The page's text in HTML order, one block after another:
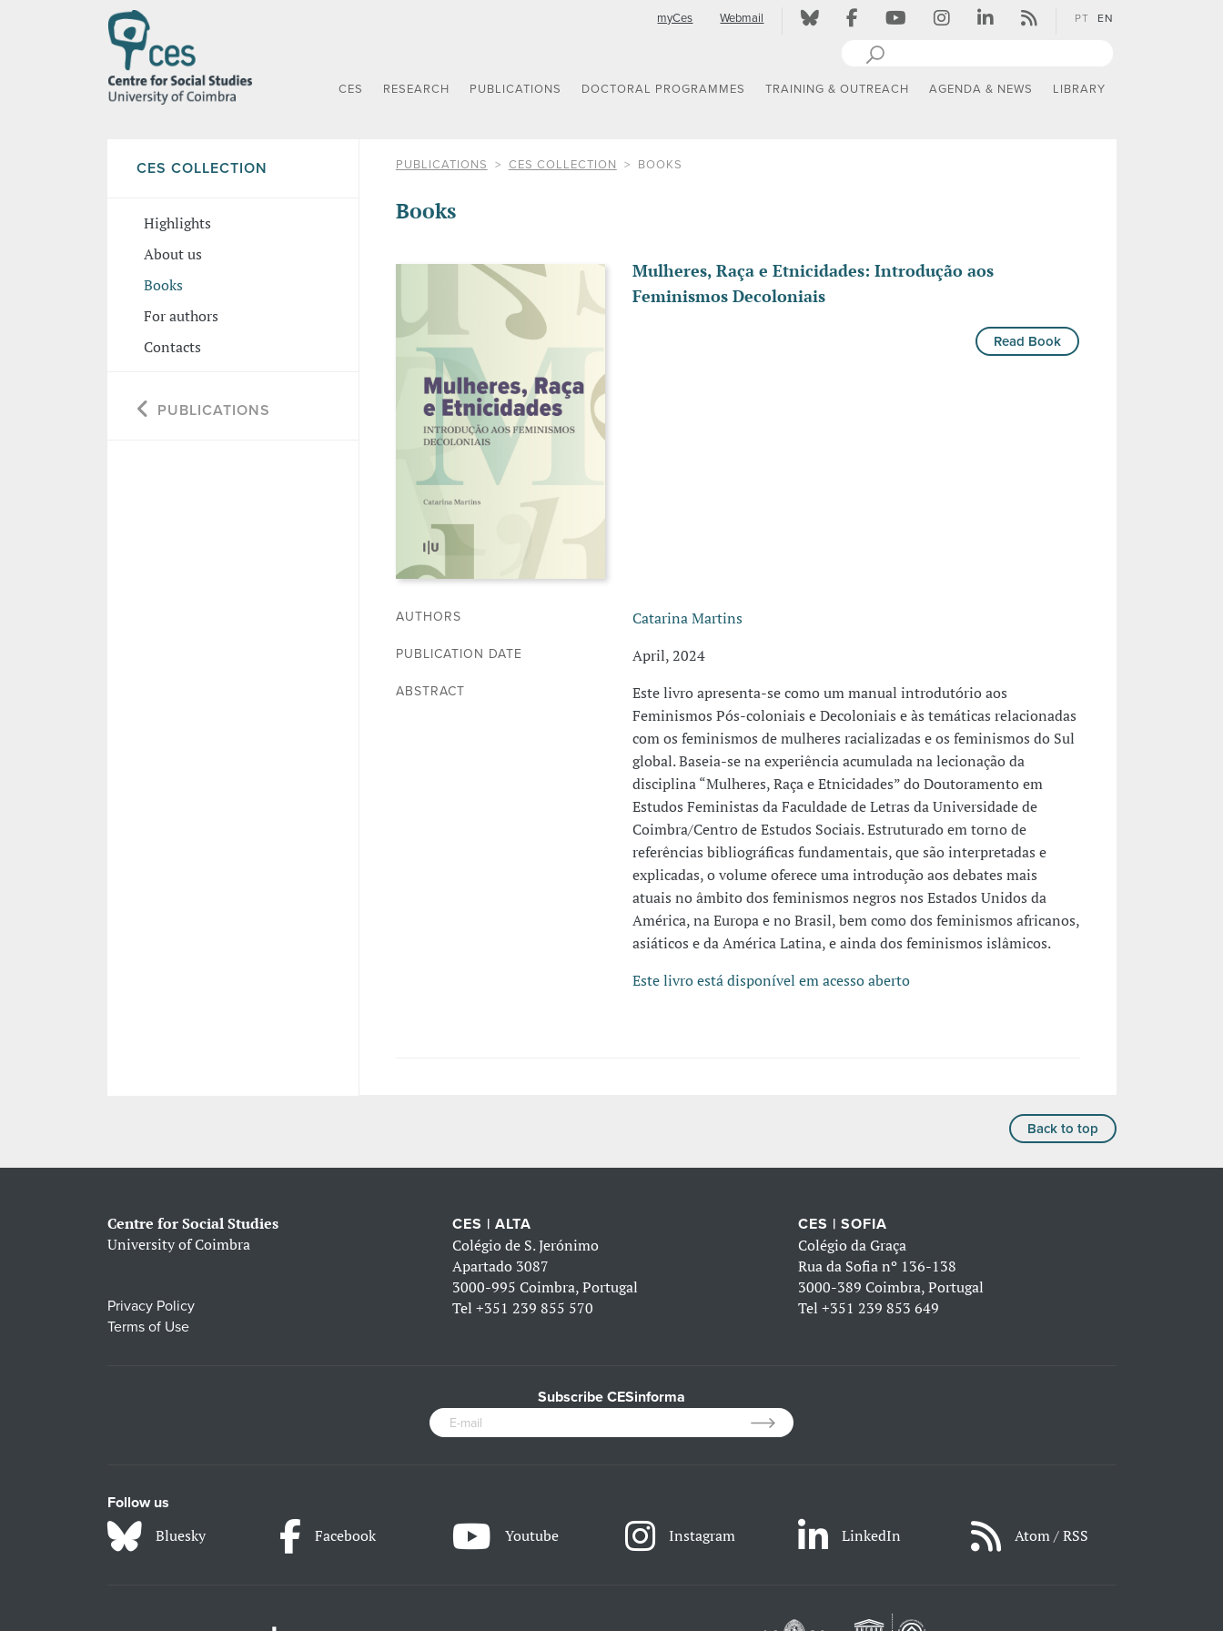
myCes Webmail PT EN
CES RESEARCH PUBLICATIONS DOCTORAL PROGRAMMES TRAINING & OUTREACH AGENDA & NEWS LIBRARY
CES COLLECTION
Highlights
About us
Books
For authors
Contacts
PUBLICATIONS
PUBLICATIONS CES COLLECTION BOOKS
Books
Mulheres, Raça e Etnicidades: Introdução aos
Feminismos Decoloniais
Read Book
AUTHORS Catarina Martins
PUBLICATION DATE April, 2024
ABSTRACT
Este livro apresenta-se como um manual introdutório aos
Feminismos Pós-coloniais e Decoloniais e às temáticas relacionadas
com os feminismos de mulheres racializadas e os feminismos do Sul
global. Baseia-se na experiência acumulada na lecionação da
disciplina “Mulheres, Raça e Etnicidades” do Doutoramento em
Estudos Feministas da Faculdade de Letras da Universidade de
Coimbra/Centro de Estudos Sociais. Estruturado em torno de
referências bibliográficas fundamentais, que são interpretadas e
explicadas, o volume oferece uma introdução aos debates mais
atuais no âmbito dos feminismos negros nos Estados Unidos da
América, na Europa e no Brasil, bem como dos feminismos africanos,
asiáticos e da América Latina, e ainda dos feminismos islâmicos.
Este livro está disponível em acesso aberto
Back to top
Centre for Social Studies
University of Coimbra
Privacy Policy
Terms of Use
CES | ALTA
Colégio de S. Jerónimo
Apartado 3087
3000-995 Coimbra, Portugal
Tel+351 239 855 570
CES | SOFIA
Colégio da Graça
Rua da Sofia nº 136-138
3000-389 Coimbra, Portugal
Tel +351 239 853 649
Subscribe CESinforma
Follow us
Bluesky Facebook Youtube Instagram LinkedIn Atom / RSS